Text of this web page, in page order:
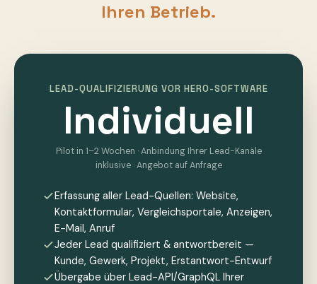
Ihren Betrieb.
LEAD-QUALIFIZIERUNG VOR HERO-SOFTWARE
Individuell
Pilot in 1–2 Wochen · Anbindung Ihrer Lead-Kanäle
inklusive · Angebot auf Anfrage
Erfassung aller Lead-Quellen: Website,
Kontaktformular, Vergleichsportale, Anzeigen,
E-Mail, Anruf
Jeder Lead qualifiziert & antwortbereit —
Kunde, Gewerk, Projekt, Erstantwort-Entwurf
Übergabe über Lead-API/GraphQL Ihrer